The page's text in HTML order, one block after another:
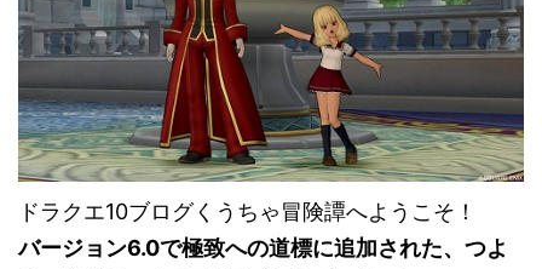
ドラクエ10ブログくうちゃ冒険譚へようこそ！
バージョン6.0で極致への道標に追加された、つよ